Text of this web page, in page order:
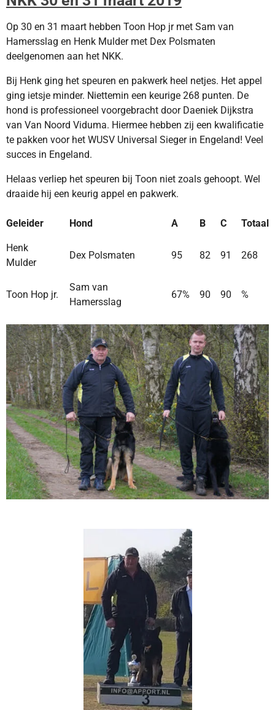
Op 30 en 31 maart hebben Toon Hop jr met Sam van
Hamersslag en Henk Mulder met Dex Polsmaten
deelgenomen aan het NKK.
Bij Henk ging het speuren en pakwerk heel netjes. Het appel
ging ietsje minder. Niettemin een keurige 268 punten. De
hond is professioneel voorgebracht door Daeniek Dijkstra
van Van Noord Viduma. Hiermee hebben zij een kwalificatie
te pakken voor het WUSV Universal Sieger in Engeland! Veel
succes in Engeland.
Helaas verliep het speuren bij Toon niet zoals gehoopt. Wel
draaide hij een keurig appel en pakwerk.
Geleider Hond A B C Totaal
Henk
Mulder
Dex Polsmaten 95 82 91 268
Toon Hop jr.
Sam van
Hamersslag
67% 90 90 %